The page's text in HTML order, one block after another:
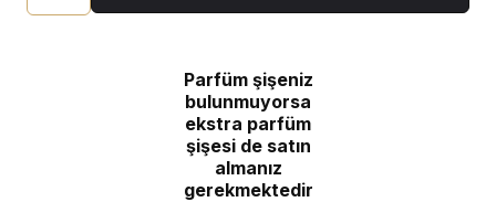
Parfüm şişeniz
bulunmuyorsa
ekstra parfüm
şişesi de satın
almanız
gerekmektedir